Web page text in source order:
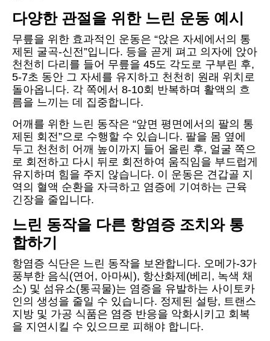
다양한 관절을 위한 느린 운동 예시
무릎을 위한 효과적인 운동은 “앉은 자세에서의 통
제된 굴곡-신전”입니다. 등을 곧게 펴고 의자에 앉아
천천히 다리를 들어 무릎을 45도 각도로 구부린 후,
5-7초 동안 그 자세를 유지하고 천천히 원래 위치로
돌아옵니다. 각 쪽에서 8-10회 반복하며 활액의 흐
름을 느끼는 데 집중합니다.
어깨를 위한 느린 동작은 “앞면 평면에서의 팔의 통
제된 회전”으로 수행할 수 있습니다. 팔을 몸 옆에
두고 천천히 어깨 높이까지 들어 올린 후, 얼굴 쪽으
로 회전하고 다시 뒤로 회전하여 움직임을 부드럽게
유지하며 힘을 주지 않습니다. 이 운동은 견갑골 지
역의 혈액 순환을 자극하고 염증에 기여하는 근육
긴장을 줄입니다.
느린 동작을 다른 항염증 조치와 통
합하기
항염증 식단은 느린 동작을 보완합니다. 오메가-3가
풍부한 음식(연어, 아마씨), 항산화제(베리, 녹색 채
소) 및 섬유소(통곡물)는 염증을 유발하는 사이토카
인의 생성을 줄일 수 있습니다. 정제된 설탕, 트랜스
지방 및 가공 식품은 염증 반응을 악화시키고 회복
을 지연시킬 수 있으므로 피해야 합니다.